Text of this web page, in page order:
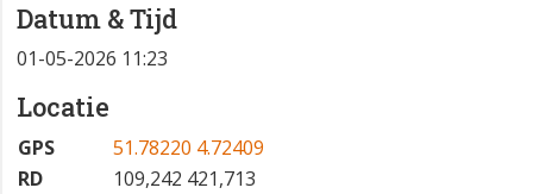
Datum & Tijd
01-05-2026 11:23
Locatie
GPS
51.78220 4.72409
RD
109,242 421,713